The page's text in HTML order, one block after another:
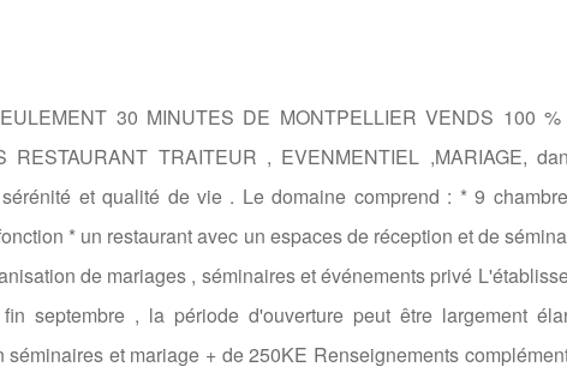
30 MINUTES DE MONTPELLIER VENDS 100
TRAITEUR , EVENMENTIEL ,MARIAGE,
et qualité de vie . Le domaine comprend : * 9
* un restaurant avec un espaces de réception et de
de mariages , séminaires et événements privé
septembre , la période d'ouverture peut être largement
et mariage + de 250KE Renseignements